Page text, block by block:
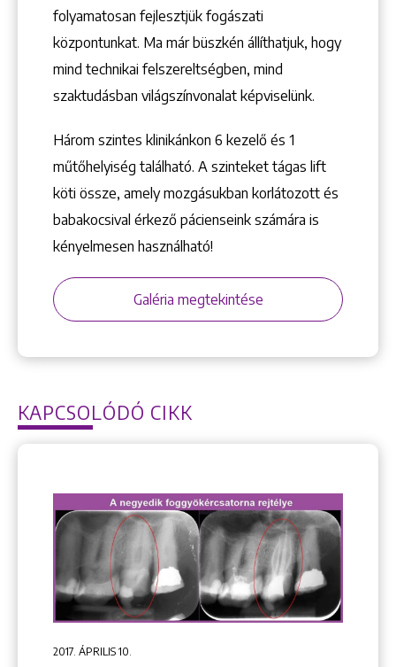
folyamatosan fejlesztjük fogászati
központunkat. Ma már büszkén állíthatjuk, hogy
mind technikai felszereltségben, mind
szaktudásban világszínvonalat képviselünk.
Három szintes klinikánkon 6 kezelő ­és 1
műtőhelyiség található. A szinteket tágas lift
köti össze, amely mozgásukban korlátozott és
babakocsival érkező pácienseink számára is
kényelmesen használható!
Galéria megtekintése
KAPCSOLÓDÓ CIKK
2017. ÁPRILIS 10.